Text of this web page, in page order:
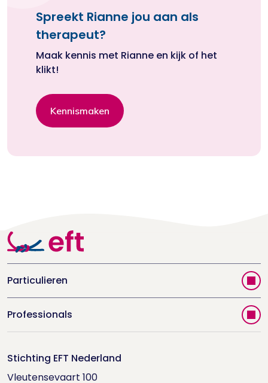
Spreekt Rianne jou aan als
therapeut?
Maak kennis met Rianne en kijk of het
klikt!
Kennismaken
Particulieren
Vind jouw therapeut
Videoportal
Doe de relatietest
Professionals
Trainingen
Stichting EFT Nederland
Vleutensevaart 100